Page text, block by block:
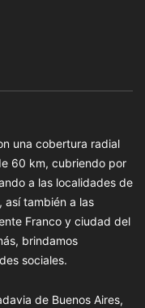
una cobertura radial
60 km, cubriendo por
a las localidades de
así también a las
Franco y ciudad del
brindamos
sociales.
de Buenos Aires,